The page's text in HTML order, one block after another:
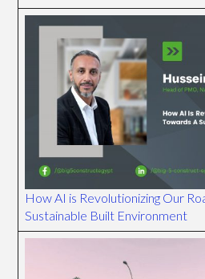
How AI is Revolutionizing Our
Sustainable Built Environment